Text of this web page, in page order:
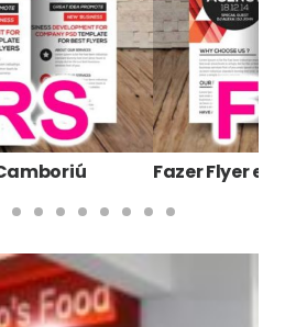
Banner Adesivo